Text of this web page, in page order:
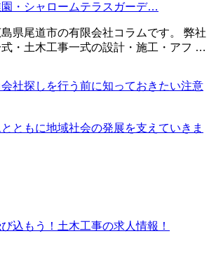
・シャロームテラスガーデ…
県尾道市の有限会社コラムです。 弊社
・土木工事一式の設計・施工・アフ …
社探しを行う前に知っておきたい注意
ともに地域社会の発展を支えていきま
込もう！土木工事の求人情報！